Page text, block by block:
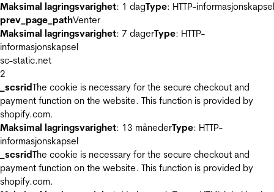
Maksimal lagringsvarighet: 1 dagType: HTTP-informasjonskapsel
prev_page_pathVenter
Maksimal lagringsvarighet: 7 dagerType: HTTP-
informasjonskapsel
sc-static.net
2
_scsridThe cookie is necessary for the secure checkout and
payment function on the website. This function is provided by
shopify.com.
Maksimal lagringsvarighet: 13 månederType: HTTP-
informasjonskapsel
_scsridThe cookie is necessary for the secure checkout and
payment function on the website. This function is provided by
shopify.com.